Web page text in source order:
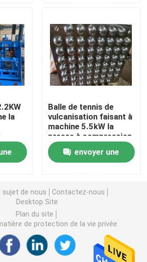
en caoutchouc
de moulin de mélange
de malaxeur
de Banbury
en caoutchouc
reprise de feuille
du plastique
la
Balle de tennis de
vulcanisation faisant à
machine 5.5kW la
presse à compression
en caoutchouc
envoyer une
sujet de nous
Contactez-nous
Desktop Site
Plan du site
de protection de la vie privée